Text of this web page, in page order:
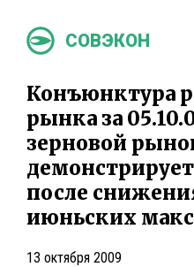
СОВЭКОН
Конъюнктура
рынка за
зерновой
после
июньских
13 октября 2009